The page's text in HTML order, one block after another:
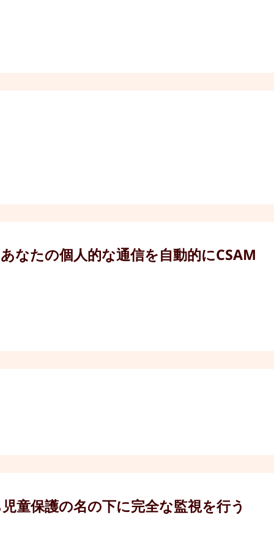
なたの個人的な通信を自動的にCSAM
童保護の名の下に完全な監視を行う